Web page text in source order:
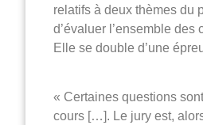
relatifs à deux thèmes du
d’évaluer l’ensemble des
Elle se double d’une
« Certaines questions
cours […]. Le jury est,